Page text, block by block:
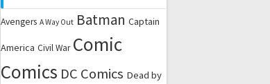
Avengers A Way Out Batman Captain
America Civil War Comic
Comics DC Comics Dead by